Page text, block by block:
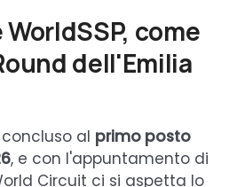
WorldSSP, come
dell'Emilia
al primo posto
, e con l'appuntamento di
Circuit ci si aspetta lo